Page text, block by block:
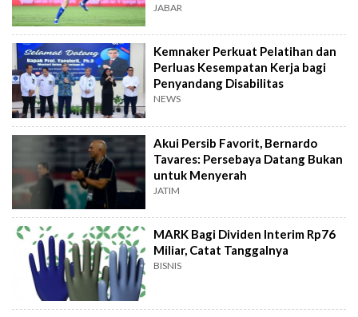
JABAR
Kemnaker Perkuat Pelatihan dan
Perluas Kesempatan Kerja bagi
Penyandang Disabilitas
NEWS
Akui Persib Favorit, Bernardo
Tavares: Persebaya Datang Bukan
untuk Menyerah
JATIM
MARK Bagi Dividen Interim Rp76
Miliar, Catat Tanggalnya
BISNIS